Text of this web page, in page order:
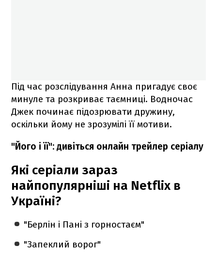
Під час розслідування Анна пригадує своє
минуле та розкриває таємниці. Водночас
Джек починає підозрювати дружину,
оскільки йому не зрозумілі її мотиви.
"Його і її": дивіться онлайн трейлер серіалу
Які серіали зараз
найпопулярніші на Netflix в
Україні?
"Берлін і Пані з горностаєм"
"Запеклий ворог"